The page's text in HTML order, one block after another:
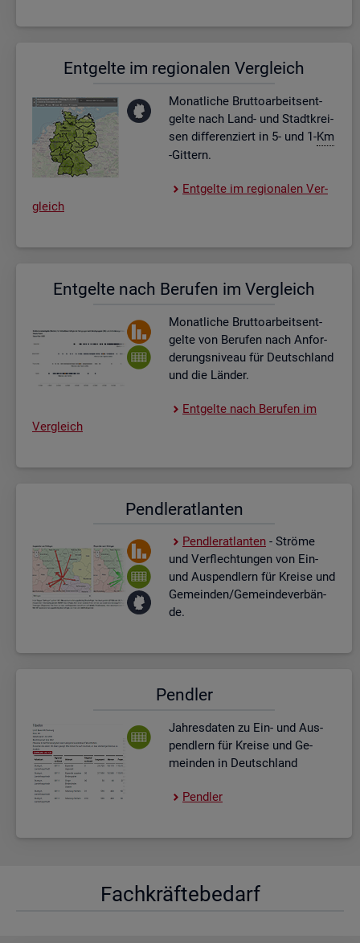
Ent­gel­te im re­gio­na­len Ver­gleich
Mo­nat­li­che Brut­to­ar­beits­ent­
gel­te nach Land- und Stadt­krei­
sen dif­fe­ren­ziert in 5- und 1-Km
-Git­tern.
Ent­gel­te im re­gio­na­len Ver­
gleich
Ent­gel­te nach Be­ru­fen im Ver­gleich
Mo­nat­li­che Brut­to­ar­beits­ent­
gel­te von Be­ru­fen nach An­for­
de­rungs­ni­veau für Deutsch­land
und die Län­der.
Ent­gel­te nach Be­ru­fen im
Ver­gleich
Pend­ler­at­lan­ten
Pend­ler­at­lan­ten - Strö­me
und Ver­flech­tun­gen von Ein-
und Aus­pend­lern für Krei­se und
Ge­mein­den/Ge­mein­de­ver­bän­
de.
Pend­ler
Jah­res­da­ten zu Ein- und Aus­
pend­lern für Krei­se und Ge­
mein­den in Deutsch­land
Pend­ler
Fach­kräf­te­be­darf